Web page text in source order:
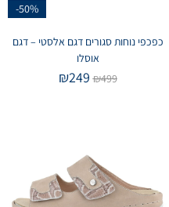
-50%
כפכפי נוחות סגורים דגם אלסטי – דגם
אוסלו
₪499
₪249